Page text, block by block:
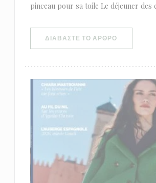
pinceau pour sa toile Le déjeuner des
ΔΙΑΒΆΣΤΕ ΤΟ ΆΡΘΡΟ